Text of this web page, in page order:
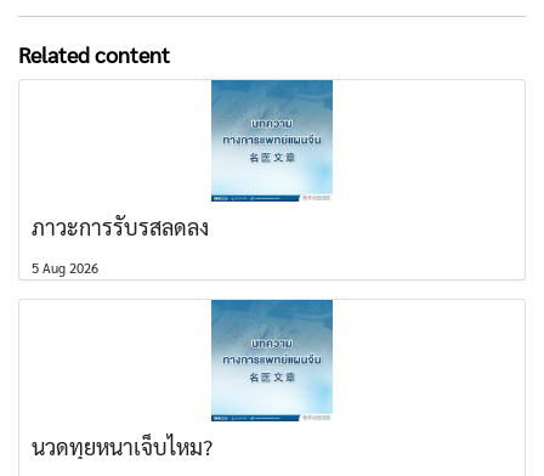
Related content
ภาวะการรับรสลดลง
5 Aug 2026
นวดทุยหนาเจ็บไหม?